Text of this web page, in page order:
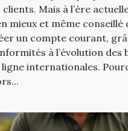
clients. Mais à l’ère
mieux et même conseillé
un compte courant,
à l’évolution des
ligne internationales.